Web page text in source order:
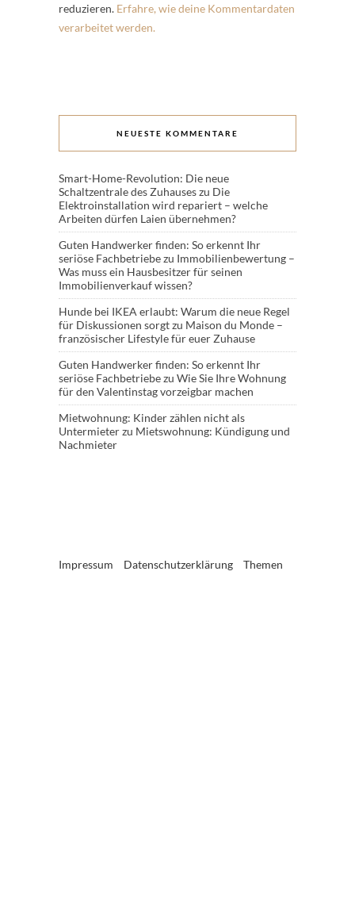
reduzieren. Erfahre, wie deine Kommentardaten
verarbeitet werden.
NEUESTE KOMMENTARE
Smart-Home-Revolution: Die neue
Schaltzentrale des Zuhauseszu Die
Elektroinstallation wird repariert – welche
Arbeiten dürfen Laien übernehmen?
Guten Handwerker finden: So erkennt Ihr
seriöse Fachbetriebezu Immobilienbewertung –
Was muss ein Hausbesitzer für seinen
Immobilienverkauf wissen?
Hunde bei IKEA erlaubt: Warum die neue Regel
für Diskussionen sorgtzu Maison du Monde –
französischer Lifestyle für euer Zuhause
Guten Handwerker finden: So erkennt Ihr
seriöse Fachbetriebezu Wie Sie Ihre Wohnung
für den Valentinstag vorzeigbar machen
Mietwohnung: Kinder zählen nicht als
Untermieterzu Mietswohnung: Kündigung und
Nachmieter
Impressum Datenschutzerklärung Themen